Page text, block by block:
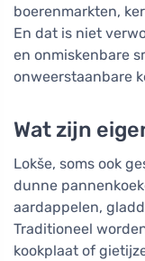
boerenmarkten,
En dat is niet
en onmiskenbare
onweerstaanbare
Wat zijn
Lokše, soms ook
dunne
aardappelen,
Traditioneel
kookplaat of